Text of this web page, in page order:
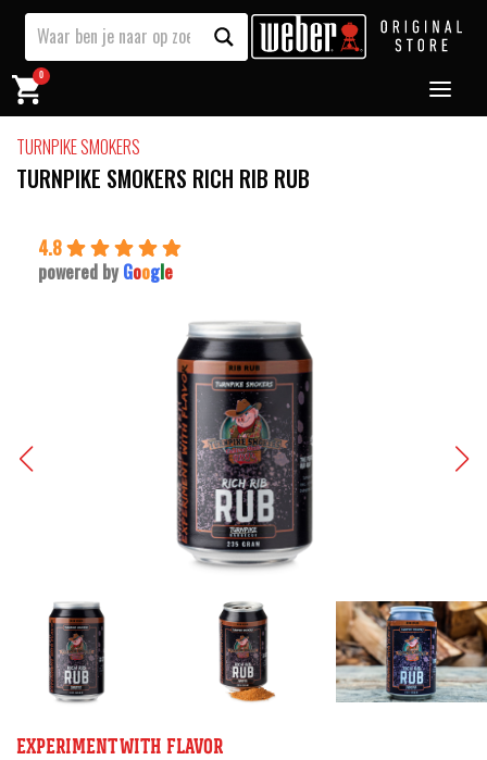
0
TURNPIKE SMOKERS
TURNPIKE SMOKERS RICH RIB RUB
4.8
powered by Google
EXPERIMENT WITH FLAVOR